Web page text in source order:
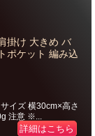
掛け 大きめ バ
ポケット 編み込
イズ 横30cm×高さ
注意 ※...
詳細はこちら